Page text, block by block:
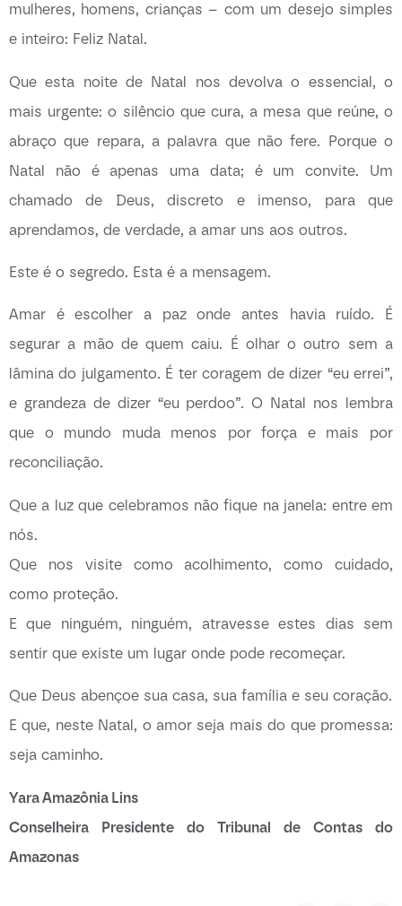
mulheres, homens, crianças – com um desejo simples
e inteiro: Feliz Natal.
Que esta noite de Natal nos devolva o essencial, o
mais urgente: o silêncio que cura, a mesa que reúne, o
abraço que repara, a palavra que não fere. Porque o
Natal não é apenas uma data; é um convite. Um
chamado de Deus, discreto e imenso, para que
aprendamos, de verdade, a amar uns aos outros.
Este é o segredo. Esta é a mensagem.
Amar é escolher a paz onde antes havia ruído. É
segurar a mão de quem caiu. É olhar o outro sem a
lâmina do julgamento. É ter coragem de dizer “eu errei”,
e grandeza de dizer “eu perdoo”. O Natal nos lembra
que o mundo muda menos por força e mais por
reconciliação.
Que a luz que celebramos não fique na janela: entre em
nós.
Que nos visite como acolhimento, como cuidado,
como proteção.
E que ninguém, ninguém, atravesse estes dias sem
sentir que existe um lugar onde pode recomeçar.
Que Deus abençoe sua casa, sua família e seu coração.
E que, neste Natal, o amor seja mais do que promessa:
seja caminho.
Yara Amazônia Lins
Conselheira Presidente do Tribunal de Contas do
Amazonas